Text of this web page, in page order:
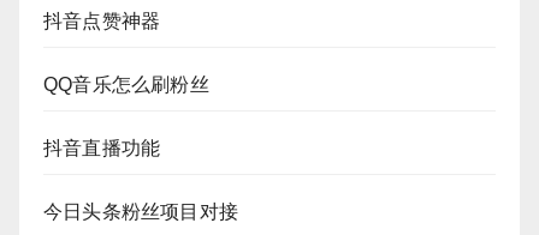
抖音点赞神器
QQ音乐怎么刷粉丝
抖音直播功能
今日头条粉丝项目对接